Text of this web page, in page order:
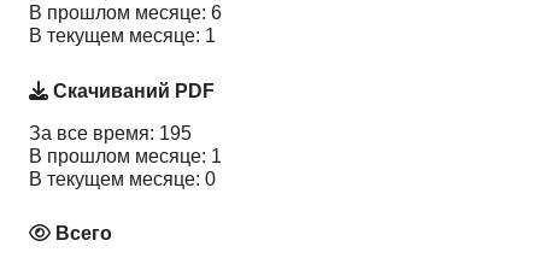
В прошлом месяце: 6
В текущем месяце: 1
Скачиваний PDF
За все время: 195
В прошлом месяце: 1
В текущем месяце: 0
Всего